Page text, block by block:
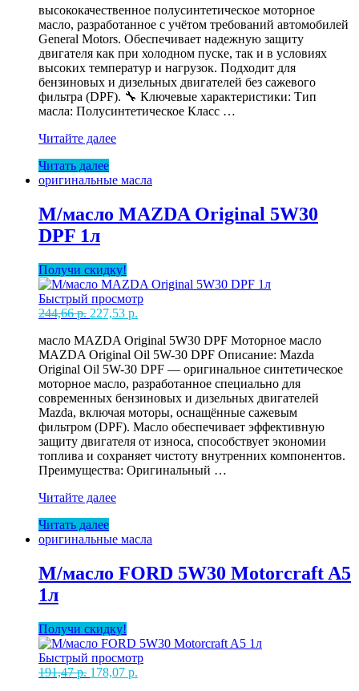
высококачественное полусинтетическое моторное
масло, разработанное с учётом требований автомобилей
General Motors. Обеспечивает надежную защиту
двигателя как при холодном пуске, так и в условиях
высоких температур и нагрузок. Подходит для
бензиновых и дизельных двигателей без сажевого
фильтра (DPF). 🔧 Ключевые характеристики: Тип
масла: Полусинтетическое Класс …
М/
GM
10W40
5л
Читайте далее
Читать далее
оригинальные масла
М/масло MAZDA Original 5W30
DPF 1л
Получи скидку!
Быстрый просмотр
244,66р. Первоначальная
составляла
244,66 р..
227,53 р.
227,53 р..
масло MAZDA Original 5W30 DPF Моторное масло
MAZDA Original Oil 5W-30 DPF Описание: Mazda
Original Oil 5W-30 DPF — оригинальное синтетическое
моторное масло, разработанное специально для
современных бензиновых и дизельных двигателей
Mazda, включая моторы, оснащённые сажевым
фильтром (DPF). Масло обеспечивает эффективную
защиту двигателя от износа, способствует экономии
топлива и сохраняет чистоту внутренних компонентов.
Преимущества: Оригинальный …
М/
MAZDA
Original
DPF
1л
Читайте далее
Читать далее
оригинальные масла
М/масло FORD 5W30 Motorcraft A5
1л
Получи скидку!
Быстрый просмотр
191,47р. Первоначальная
178,07 р.